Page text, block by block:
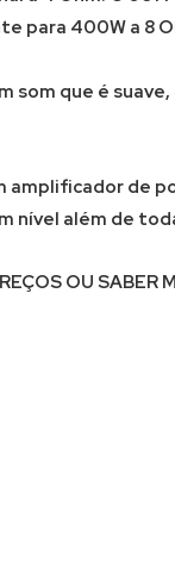
para 400W a 8
som que é
amplificador de
nível além de
OU SABER